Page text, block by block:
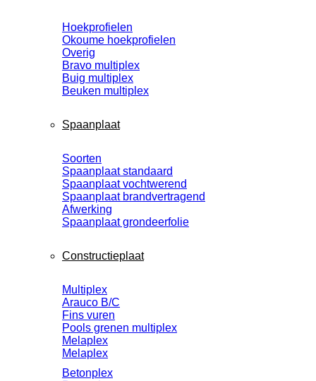
Hoekprofielen
Okoume hoekprofielen
Overig
Bravo multiplex
Buig multiplex
Beuken multiplex
Spaanplaat
Soorten
Spaanplaat standaard
Spaanplaat vochtwerend
Spaanplaat brandvertragend
Afwerking
Spaanplaat grondeerfolie
Constructieplaat
Multiplex
Arauco B/C
Fins vuren
Pools grenen multiplex
Melaplex
Melaplex
Betonplex